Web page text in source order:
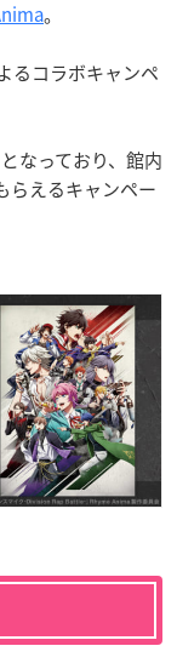
。
るコラボキャンペ
なっており、館内
らえるキャンペー